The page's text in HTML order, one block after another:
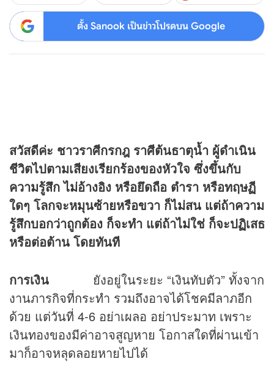
ตั้ง Sanook เป็นข่าวโปรดบน Google
สวัสดีค่ะ ชาวราศีกรกฎ ราศีต้นธาตุน้ำ ผู้ดำเนิน
ชีวิตไปตามเสียงเรียกร้องของหัวใจ ซึ่งขึ้นกับ
ความรู้สึก ไม่อ้างอิง หรือยึดถือ ตำรา หรือทฤษฏี
ใดๆ โลกจะหมุนซ้ายหรือขวา ก็ไม่สน แต่ถ้าความ
รู้สึกบอกว่าถูกต้อง ก็จะทำ แต่ถ้าไม่ใช่ ก็จะปฏิเสธ
หรือต่อต้าน โดยทันที
การเงิน ยังอยู่ในระยะ “เงินทับตัว” ทั้งจาก
งานภารกิจที่กระทำ รวมถึงอาจได้โชคมีลาภอีก
ด้วย แต่วันที่ 4-6 อย่าเผลอ อย่าประมาท เพราะ
เงินทองของมีค่าอาจสูญหาย โอกาสใดที่ผ่านเข้า
มาก็อาจหลุดลอยหายไปได้